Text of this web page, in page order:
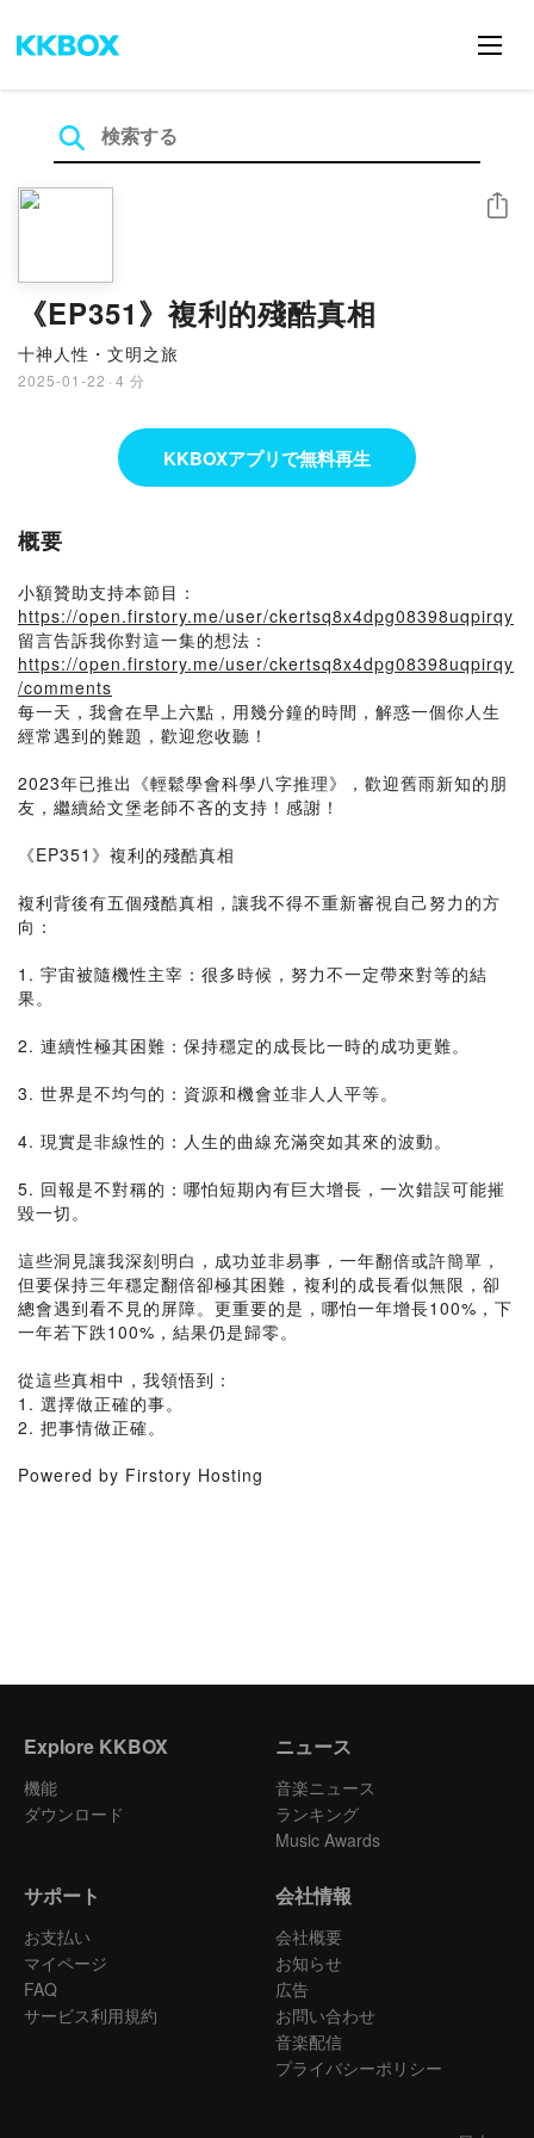
《EP351》複利的殘酷真相
十神人性・文明之旅
2025-01-22 · 4 分
シェア
KKBOXアプリで無料再生
概要
小額贊助支持本節目：
https://open.firstory.me/user/ckertsq8x4dpg08398uqpirqy
留言告訴我你對這一集的想法：
https://open.firstory.me/user/ckertsq8x4dpg08398uqpirqy
/comments
每一天，我會在早上六點，用幾分鐘的時間，解惑一個你人生
經常遇到的難題，歡迎您收聽！
2023年已推出《輕鬆學會科學八字推理》，歡迎舊雨新知的朋
友，繼續給文堡老師不吝的支持！感謝！
《EP351》複利的殘酷真相
複利背後有五個殘酷真相，讓我不得不重新審視自己努力的方
向：
1. 宇宙被隨機性主宰：很多時候，努力不一定帶來對等的結
果。
2. 連續性極其困難：保持穩定的成長比一時的成功更難。
3. 世界是不均勻的：資源和機會並非人人平等。
4. 現實是非線性的：人生的曲線充滿突如其來的波動。
5. 回報是不對稱的：哪怕短期內有巨大增長，一次錯誤可能摧
毀一切。
這些洞見讓我深刻明白，成功並非易事，一年翻倍或許簡單，
但要保持三年穩定翻倍卻極其困難，複利的成長看似無限，卻
總會遇到看不見的屏障。更重要的是，哪怕一年增長100%，下
一年若下跌100%，結果仍是歸零。
從這些真相中，我領悟到：
1. 選擇做正確的事。
2. 把事情做正確。
Powered by Firstory Hosting
Explore KKBOX
機能
ダウンロード
ニュース
音楽ニュース
ランキング
Music Awards
サポート
お支払い
マイページ
FAQ
サービス利用規約
会社情報
会社概要
お知らせ
広告
お問い合わせ
音楽配信
プライバシーポリシー